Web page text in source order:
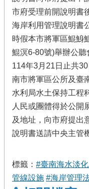
市府受理前開說明書
海岸利用管理說明書
時假本市將軍區鯤鯓
鯤溟6-80號)舉辦公
114年3月21日止共
南市將軍區公所及臺
水利局水土保持工程
人民或團體得於公開
及地址，向市府提出
說明書送請中央主管
標籤： #臺南海水淡
管線設施 #海岸管理